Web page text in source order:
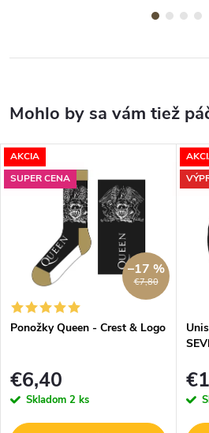
AKCIA
SUPER CENA
€7,80
–17 %
Ponožky Queen - Crest & Logo
€6,40
Skladom 2 ks